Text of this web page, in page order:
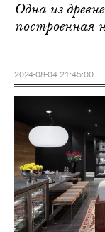
Одна из
построенная
2024-08-04 21:45:00